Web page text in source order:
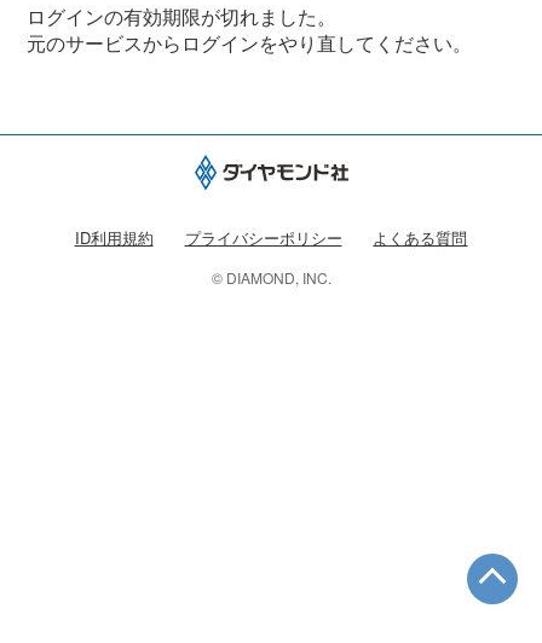
ログインの有効期限が切れました。
元のサービスからログインをやり直してください。
ID利用規約 プライバシーポリシー よくある質問
© DIAMOND, INC.